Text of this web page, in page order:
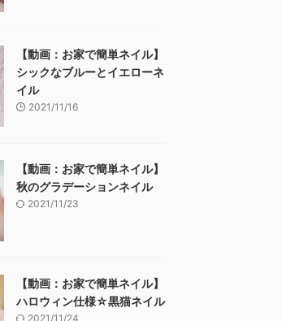
【動画：お家で簡単ネイル】
シックなブルーとイエローネ
イル
2021/11/16
【動画：お家で簡単ネイル】
秋のグラデーションネイル
2021/11/23
【動画：お家で簡単ネイル】
ハロウィン仕様☆黒猫ネイル
2021/11/24